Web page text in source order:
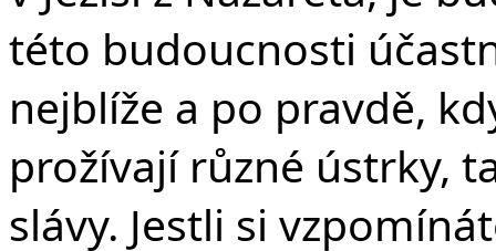
této budoucnosti
nejblíže a po pravdě,
prožívají různé ústrky,
slávy. Jestli si